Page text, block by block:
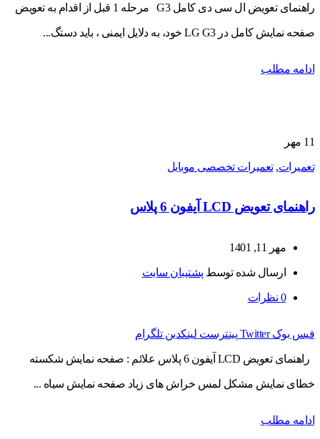
راهنمای تعویض ال سی دی کامل G3 مرحله 1 قبل از اقدام به تعویض
صفحه نمایش کامل در LG G3 خود، به دلایل ایمنی ، باید دستگ...
ادامه مطلب
11 مهر
تعمیرات,تعمیرات تخصصی موبایل
راهنمای تعویض LCD آیفون 6 پلاس
مهر 11, 1401
ارسال شده توسط پشتیبان سایت
0 نظرات
فیس بوک Twitter پینترست لینکدین تلگرام
راهنمای تعویض LCD آیفون 6 پلاس علائم : صفحه نمایش شکسته
خطای نمایش مشکل لمس خراش های زیاد صفحه نمایش سیاه ...
ادامه مطلب